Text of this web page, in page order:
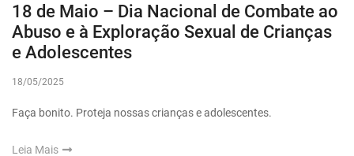
18 de Maio – Dia Nacional de Combate ao
Abuso e à Exploração Sexual de Crianças
e Adolescentes
18/05/2025
Faça bonito. Proteja nossas crianças e adolescentes.
Leia Mais